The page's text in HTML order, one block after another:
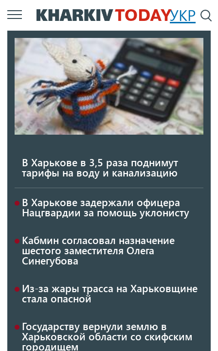
Перейти
к
содержанию
УКР
В Харькове в 3,5 раза поднимут
тарифы на воду и канализацию
В Харькове задержали офицера
Нацгвардии за помощь уклонисту
Кабмин согласовал назначение
шестого заместителя Олега
Синегубова
Из-за жары трасса на Харьковщине
стала опасной
Государству вернули землю в
Харьковской области со скифским
городищем